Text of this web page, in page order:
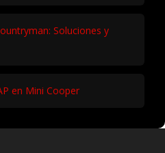
Soluciones y
en Mini Cooper